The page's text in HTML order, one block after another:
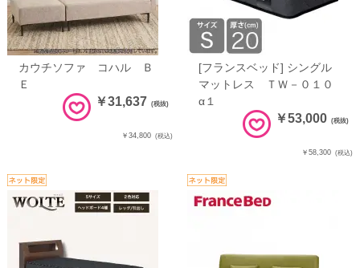
カウチソファ コハル Ｂ
Ｅ
￥31,637 (税抜)
￥34,800 (税込)
[フランスベッド] シングル
マットレス ＴＷ－０１０
α１
￥53,000 (税抜)
￥58,300 (税込)